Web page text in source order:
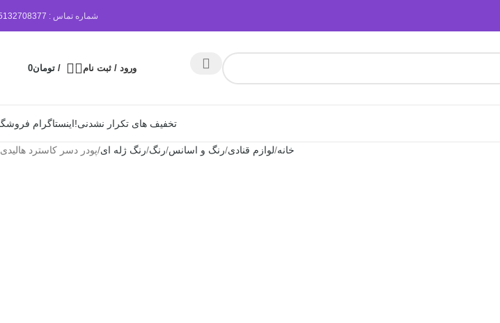
شماره تماس :
ورود / ثبت نام / تومان0
تخفیف های تکرار نشدنی!اینستاگرام
خانه لوازم قنادی رنگ و اسانس رنگ رنگ ژله ای پودر دسر کاسترد هالیدی